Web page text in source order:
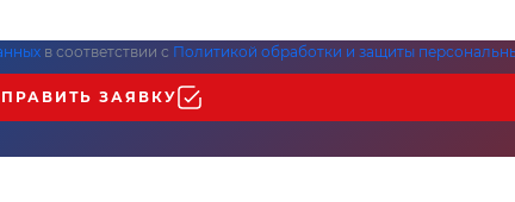
в соответствии с Политикой обработки и защиты
ЗАЯВКУ